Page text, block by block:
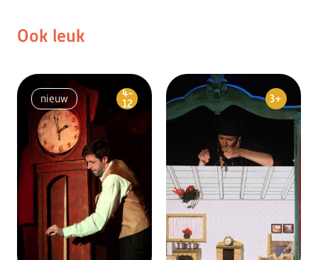
Ook leuk
nieuw
4-
12
3+